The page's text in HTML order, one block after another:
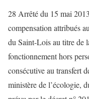
28 Arrêté du 15 mai
compensation attribués
du Saint-Lois au titre de
fonctionnement hors
consécutive au transfert
ministère de l’écologie,